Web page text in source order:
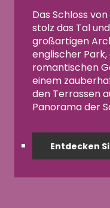
Das Schloss
stolz das Tal
großartigen
englischer Park,
romantischen
einem
den Terrassen
Panorama der
Entdecken